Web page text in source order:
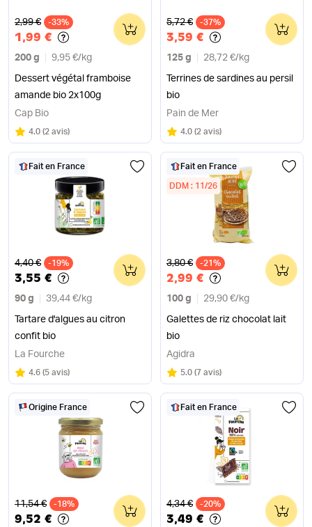
Ancien prix
2,99 € -33%
1,99 €
200 g 9,95 €/ kg
Dessert végétal framboise
amande bio 2x100g
0
Cap Bio
Note
4.0 sur 5
(2 avis)
Ancien prix
5,72 € -37%
3,59 €
125 g 28,72 €/ kg
Terrines de sardines au persil
bio
0
Pain de Mer
Note
4.0 sur 5
(2 avis)
Fait en France
Ancien prix
4,40 € -19%
3,55 €
90 g 39,44 €/ kg
Tartare d'algues au citron
confit bio
0
La Fourche
Note
4.6 sur 5
(5 avis)
Fait en France
DDM : 11/26
Ancien prix
3,80 € -21%
2,99 €
100 g 29,90 €/ kg
Galettes de riz chocolat lait
bio
0
Agidra
Note
5.0 sur 5
(7 avis)
Origine France
Ancien prix
11,54 € -18%
9,52 €
0
Fait en France
Ancien prix
4,34 € -20%
3,49 €
0